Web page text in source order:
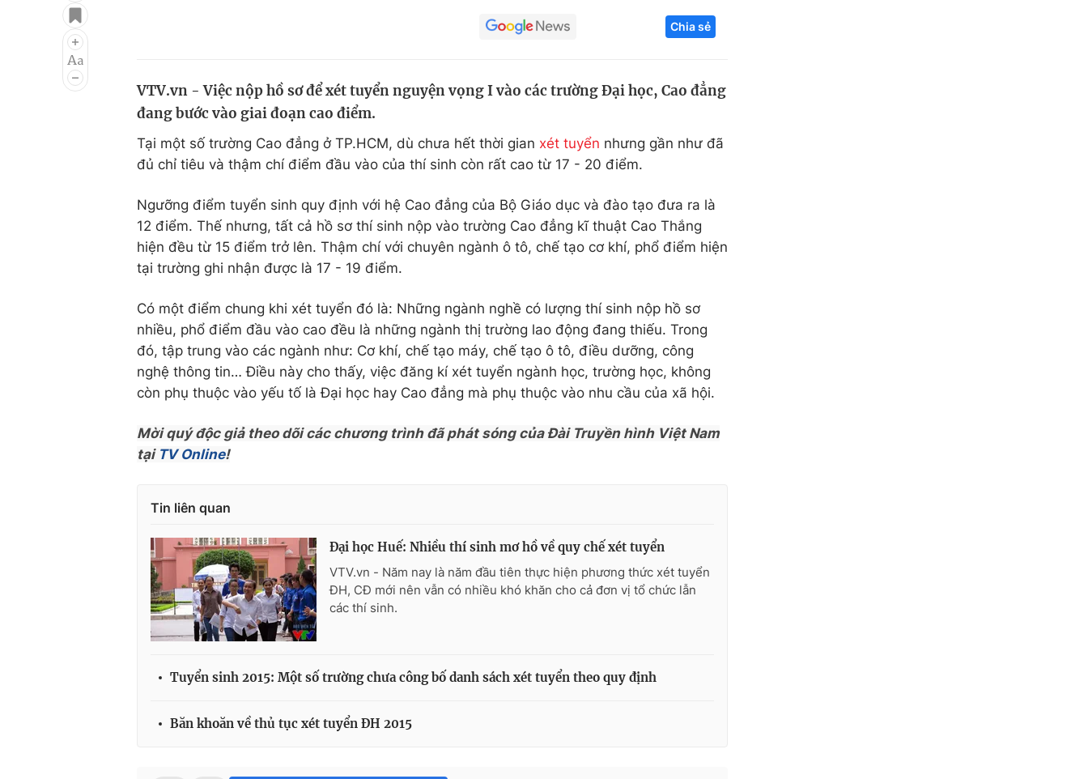
Điện ảnh
Âm nhạc
Chất lượng cuộc sống
Tuyển sinh
Hitech Công nghệ tương lai
Thị trường
Chia sẻ
VTV.vn - Việc nộp hồ sơ để xét tuyển nguyện vọng I vào các trường Đại học, Cao đẳng
đang bước vào giai đoạn cao điểm.
Tại một số trường Cao đẳng ở TP.HCM, dù chưa hết thời gian xét tuyển nhưng gần như đã
đủ chỉ tiêu và thậm chí điểm đầu vào của thí sinh còn rất cao từ 17 - 20 điểm.
Ngưỡng điểm tuyển sinh quy định với hệ Cao đẳng của Bộ Giáo dục và đào tạo đưa ra là
12 điểm. Thế nhưng, tất cả hồ sơ thí sinh nộp vào trường Cao đẳng kĩ thuật Cao Thắng
hiện đều từ 15 điểm trở lên. Thậm chí với chuyên ngành ô tô, chế tạo cơ khí, phổ điểm hiện
tại trường ghi nhận được là 17 - 19 điểm.
Có một điểm chung khi xét tuyển đó là: Những ngành nghề có lượng thí sinh nộp hồ sơ
nhiều, phổ điểm đầu vào cao đều là những ngành thị trường lao động đang thiếu. Trong
đó, tập trung vào các ngành như: Cơ khí, chế tạo máy, chế tạo ô tô, điều dưỡng, công
nghệ thông tin… Điều này cho thấy, việc đăng kí xét tuyển ngành học, trường học, không
còn phụ thuộc vào yếu tố là Đại học hay Cao đẳng mà phụ thuộc vào nhu cầu của xã hội.
Mời quý độc giả theo dõi các chương trình đã phát sóng của Đài Truyền hình Việt Nam
tại TV Online!
Tin liên quan
Đại học Huế: Nhiều thí sinh mơ hồ về quy chế xét tuyển
VTV.vn - Năm nay là năm đầu tiên thực hiện phương thức xét tuyển
ĐH, CĐ mới nên vẫn có nhiều khó khăn cho cả đơn vị tổ chức lẫn
các thí sinh.
Tuyển sinh 2015: Một số trường chưa công bố danh sách xét tuyển theo quy định
Băn khoăn về thủ tục xét tuyển ĐH 2015